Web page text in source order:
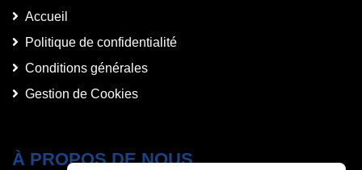
Accueil
Politique de confidentialité
Conditions générales
Gestion de Cookies
À PROPOS DE NOUS